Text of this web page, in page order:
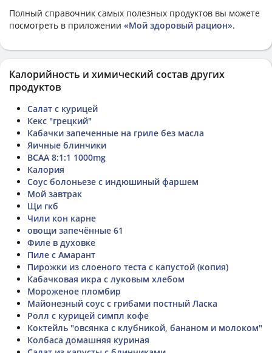
Полный справочник самых полезных продуктов вы можете
посмотреть в приложении «Мой здоровый рацион».
Калорийность и химический состав других
продуктов
Салат с курицей
Кекс "грецкий"
Кабачки запеченные на гриле без масла
Яичные блинчики
BCAA 8:1:1 1000mg
Калория
Соус болоньезе с индюшиный фаршем
Мой завтрак
Щи гкб
Чили кон карне
овощи запечённые 61
Филе в духовке
Пиле с Амарант
Пирожки из слоеного теста с капустой (копия)
Кабачковая икра с луковым хлебом
Мороженое пломбир
Майонезный соус с грибами постный Ласка
Ролл с курицей симпл кофе
Коктейль "овсянка с клубникой, бананом и молоком"
Колбаса домашняя куриная